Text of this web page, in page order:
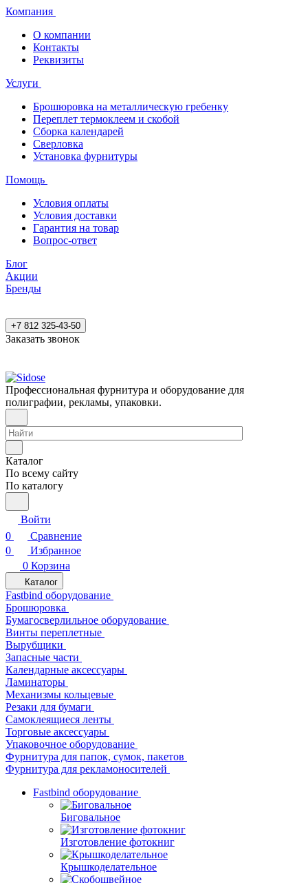
Компания
О компании
Контакты
Реквизиты
Услуги
Брошюровка на металлическую гребенку
Переплет термоклеем и скобой
Сборка календарей
Сверловка
Установка фурнитуры
Помощь
Условия оплаты
Условия доставки
Гарантия на товар
Вопрос-ответ
Блог
Акции
Бренды
+7 812 325-43-50
Заказать звонок
Профессиональная фурнитура и оборудование для
полиграфии, рекламы, упаковки.
Каталог
По всему сайту
По каталогу
Войти
0
Сравнение
0
Избранное
0 Корзина
Каталог
Fastbind оборудование
Брошюровка
Бумагосверлильное оборудование
Винты переплетные
Вырубщики
Запасные части
Календарные аксессуары
Ламинаторы
Механизмы кольцевые
Резаки для бумаги
Самоклеящиеся ленты
Торговые аксессуары
Упаковочное оборудование
Фурнитура для папок, сумок, пакетов
Фурнитура для рекламоносителей
Fastbind оборудование
Биговальное
Изготовление фотокниг
Крышкоделательное